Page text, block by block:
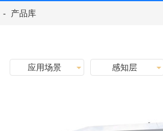
-
产品库
应用场景 感知层